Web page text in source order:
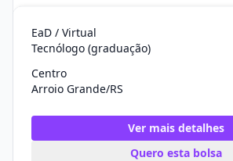
EaD / Virtual
Tecnólogo (graduação)
Centro
Arroio Grande/RS
Ver mais detalhes
Quero esta bolsa